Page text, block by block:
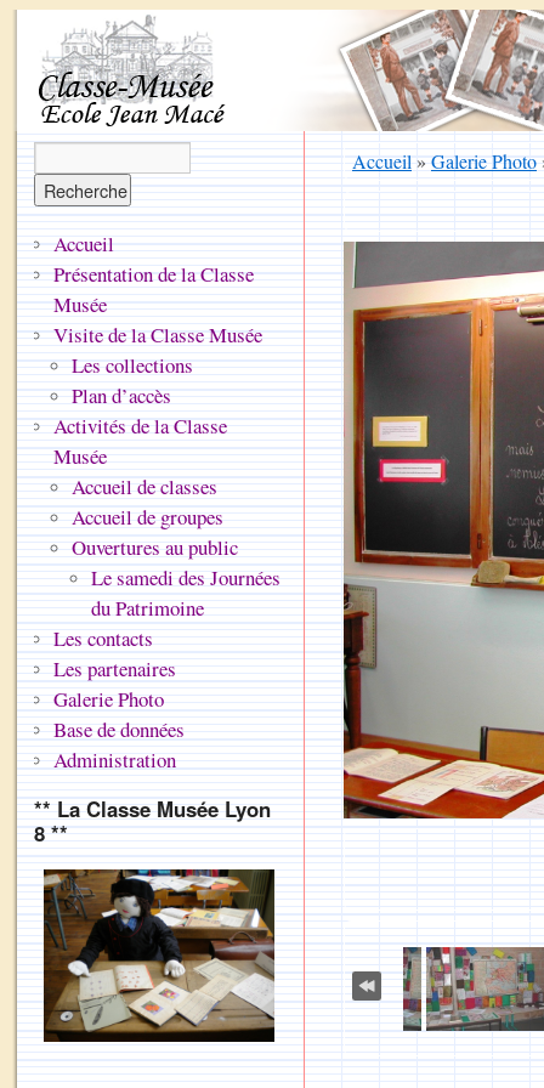
Accueil»Galerie Photo
Accueil
Présentation de la Classe
Musée
Visite de la Classe Musée
Les collections
Plan d’accès
Activités de la Classe
Musée
Accueil de classes
Accueil de groupes
Ouvertures au public
Le samedi des Journées
du Patrimoine
Les contacts
Les partenaires
Galerie Photo
Base de données
Administration
** La Classe Musée Lyon
8 **